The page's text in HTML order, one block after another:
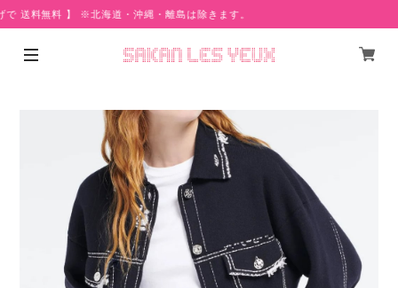
料無料 】 ※北海道・沖縄・離島は除きます。